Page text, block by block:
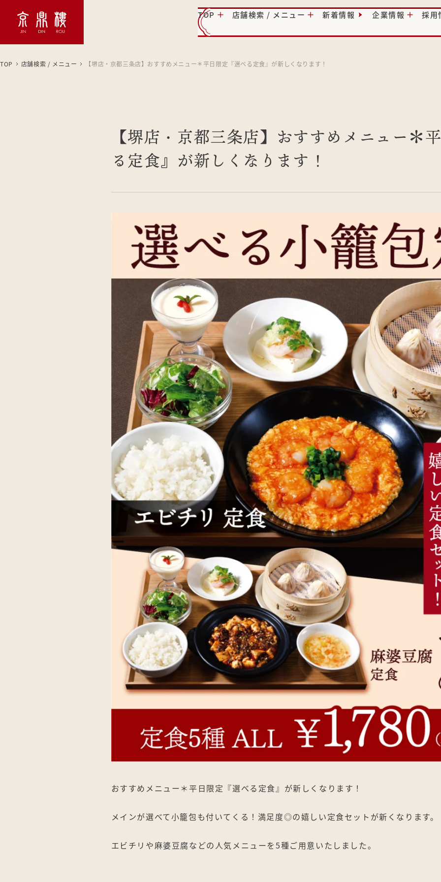
TOP 店舗検索 / メニュー 新着情報 企業情報 採用
TOP 店舗検索 / メニュー 【堺店・京都三条店】おすすめメニュー＊平日限定『選べる定食』が新しくなります！
【堺店・京都三条店】おすすめメニュー＊
る定食』が新しくなります！
おすすめメニュー＊平日限定『選べる定食』が新しくなります！
メインが選べて小籠包も付いてくる！満足度◎の嬉しい定食セットが新くなります。
エビチリや麻婆豆腐などの人気メニューを5種ご用意いたしました。